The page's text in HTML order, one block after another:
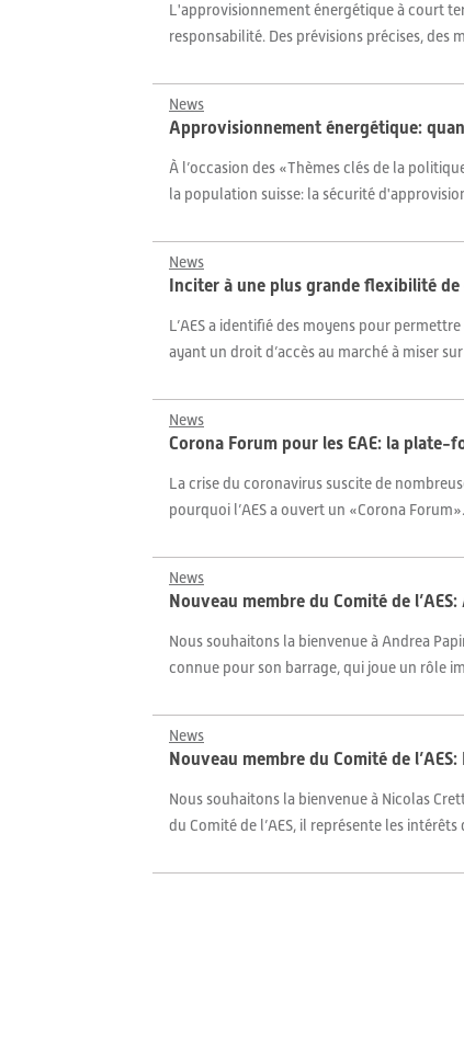
L'approvisionnement énergétique à court
responsabilité. Des prévisions précises,
News
Approvisionnement énergétique:
À l’occasion des «Thèmes clés de la
la population suisse: la sécurité
News
Inciter à une plus grande flexibilité
L’AES a identifié des moyens pour
ayant un droit d’accès au marché à miser
News
Corona Forum pour les EAE: la plate-
La crise du coronavirus suscite de
pourquoi l’AES a ouvert un «Corona
News
Nouveau membre du Comité de
Nous souhaitons la bienvenue à Andrea
connue pour son barrage, qui joue un rôle
News
Nouveau membre du Comité de
Nous souhaitons la bienvenue à Nicolas
du Comité de l’AES, il représente les